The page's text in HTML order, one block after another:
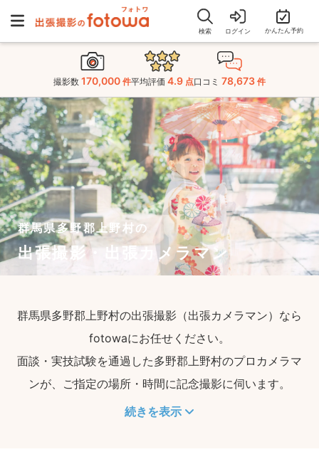
検索 ログイン かんたん予約
撮影数 170,000 件平均評価 4.9 点口コミ 78,673 件
群馬県多野郡上野村の
出張撮影・出張カメラマン
群馬県多野郡上野村の出張撮影（出張カメラマン）なら
fotowaにお任せください。
面談・実技試験を通過した多野郡上野村のプロカメラマ
ンが、ご指定の場所・時間に記念撮影に伺います。
続きを表示